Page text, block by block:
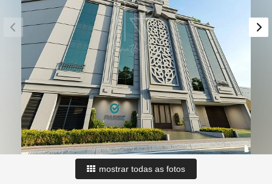
mostrar todas as fotos